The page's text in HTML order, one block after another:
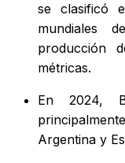
se clasificó
mundiales
producción
métricas.
En 2024,
Argentina y